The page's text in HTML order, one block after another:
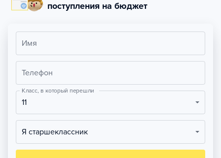
поступления на бюджет
Имя
Телефон
Класс, в который перешли
11
Я старшеклассник